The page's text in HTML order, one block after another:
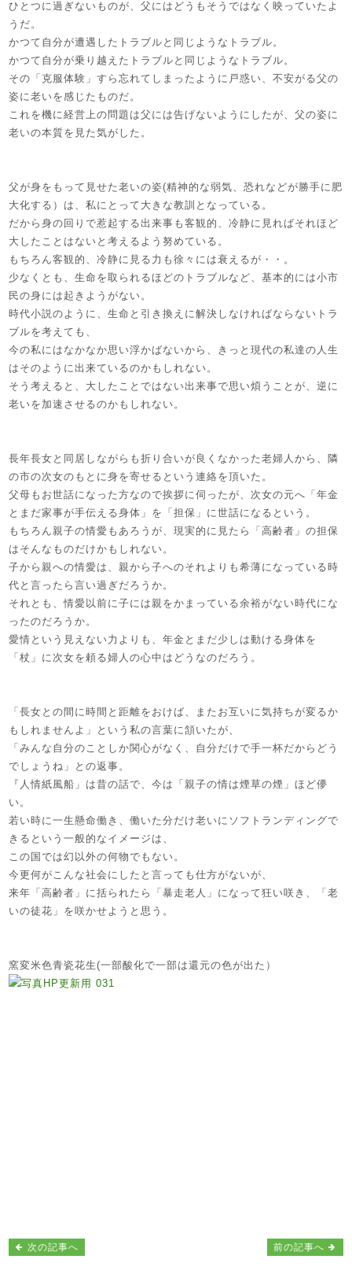
ひとつに過ぎないものが、父にはどうもそうではなく映っていたよ
うだ。
かつて自分が遭遇したトラブルと同じようなトラブル。
かつて自分が乗り越えたトラブルと同じようなトラブル。
その「克服体験」すら忘れてしまったように戸惑い、不安がる父の
姿に老いを感じたものだ。
これを機に経営上の問題は父には告げないようにしたが、父の姿に
老いの本質を見た気がした。
父が身をもって見せた老いの姿(精神的な弱気、恐れなどが勝手に肥
大化する）は、私にとって大きな教訓となっている。
だから身の回りで惹起する出来事も客観的、冷静に見ればそれほど
大したことはないと考えるよう努めている。
もちろん客観的、冷静に見る力も徐々には衰えるが・・。
少なくとも、生命を取られるほどのトラブルなど、基本的には小市
民の身には起きようがない。
時代小説のように、生命と引き換えに解決しなければならないトラ
ブルを考えても、
今の私にはなかなか思い浮かばないから、きっと現代の私達の人生
はそのように出来ているのかもしれない。
そう考えると、大したことではない出来事で思い煩うことが、逆に
老いを加速させるのかもしれない。
長年長女と同居しながらも折り合いが良くなかった老婦人から、隣
の市の次女のもとに身を寄せるという連絡を頂いた。
父母もお世話になった方なので挨拶に伺ったが、次女の元へ「年金
とまだ家事が手伝える身体」を「担保」に世話になるという。
もちろん親子の情愛もあろうが、現実的に見たら「高齢者」の担保
はそんなものだけかもしれない。
子から親への情愛は、親から子へのそれよりも希薄になっている時
代と言ったら言い過ぎだろうか。
それとも、情愛以前に子には親をかまっている余裕がない時代にな
ったのだろうか。
愛情という見えない力よりも、年金とまだ少しは動ける身体を
「杖」に次女を頼る婦人の心中はどうなのだろう。
「長女との間に時間と距離をおけば、またお互いに気持ちが変るか
もしれませんよ」という私の言葉に頷いたが、
「みんな自分のことしか関心がなく、自分だけで手一杯だからどう
でしょうね」との返事。
『人情紙風船」は昔の話で、今は「親子の情は煙草の煙」ほど儚
い。
若い時に一生懸命働き、働いた分だけ老いにソフトランディングで
きるという一般的なイメージは、
この国では幻以外の何物でもない。
今更何がこんな社会にしたと言っても仕方がないが、
来年「高齢者」に括られたら「暴走老人」になって狂い咲き、「老
いの徒花」を咲かせようと思う。
窯変米色青瓷花生(一部酸化で一部は還元の色が出た）
前の記事へ
次の記事へ